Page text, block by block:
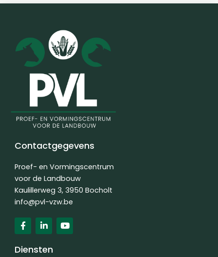
Contactgegevens
Proef- en Vormingscentrum
voor de Landbouw
Kaulillerweg 3, 3950 Bocholt
info@pvl-vzw.be
F
a
c
e
b
L
i
n
k
e
Y
o
u
Diensten